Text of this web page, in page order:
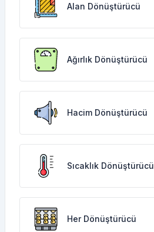
Alan Dönüştürücü
Ağırlık Dönüştürücü
Hacim Dönüştürücü
Sıcaklık Dönüştürücü
Her Dönüştürücü